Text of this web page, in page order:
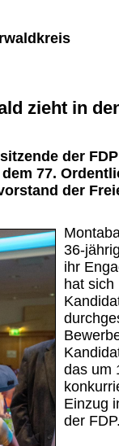
zieht in
der
77.
der
36-
ihr
hat sich
das um
Einzug
der